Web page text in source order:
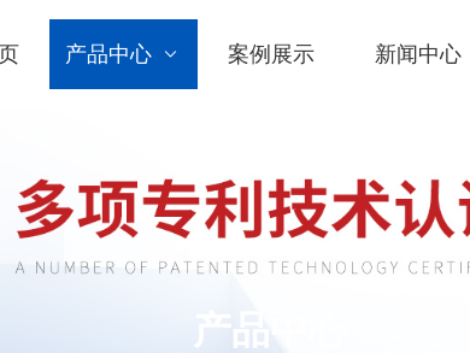
产品中心 案例展示 新闻中心
产品中心